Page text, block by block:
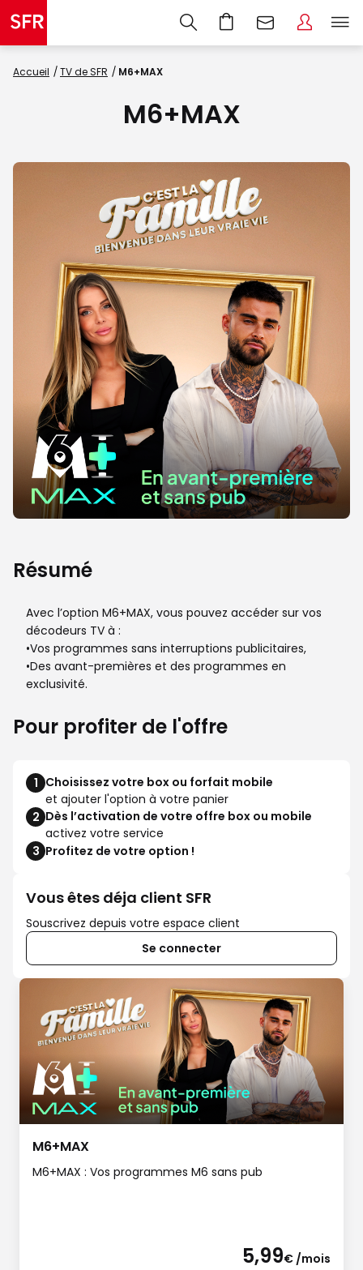
Accueil TV de SFR M6+MAX
M6+MAX
Résumé
Avec l’option M6+MAX, vous pouvez accéder sur vos
décodeurs TV à :
•Vos programmes sans interruptions publicitaires,
•Des avant-premières et des programmes en
exclusivité.
Pour profiter de l'offre
1 Choisissez votre box ou forfait mobile
et ajouter l'option à votre panier
2 Dès l’activation de votre offre box ou mobile
activez votre service
3 Profitez de votre option !
Vous êtes déja client SFR
Souscrivez depuis votre espace client
Se connecter
M6+MAX
M6+MAX : Vos programmes M6 sans pub
5,99€ /mois